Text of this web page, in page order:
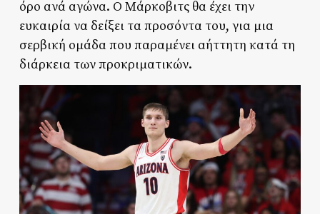
όρο ανά αγώνα. Ο Μάρκοβιτς θα έχει την
ευκαιρία να δείξει τα προσόντα του, για μια
σερβική ομάδα που παραμένει αήττητη κατά τη
διάρκεια των προκριματικών.